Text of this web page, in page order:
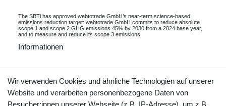
The SBTi has approved webtotrade GmbH’s near-term science-based
emissions reduction target: webtotrade GmbH commits to reduce absolute
scope 1 and scope 2 GHG emissions 45% by 2030 from a 2024 base year,
and to measure and reduce its scope 3 emissions.
Informationen
Vertrag widerrufen Kontakt
Wir verwenden Cookies und ähnliche Technologien auf unserer
Website und verarbeiten personenbezogene Daten von
Besucher:innen unserer Webseite (z.B. IP-Adresse), um z.B.